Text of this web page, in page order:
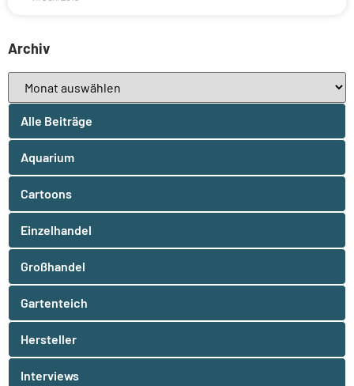
Archiv
Alle Beiträge
Aquarium
Cartoons
Einzelhandel
Großhandel
Gartenteich
Hersteller
Interviews